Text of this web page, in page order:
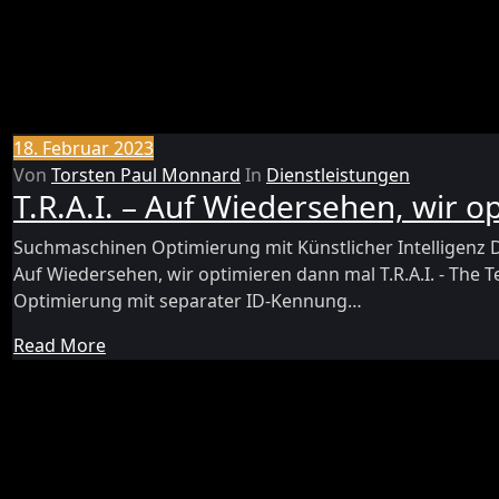
18. Februar 2023
Von Torsten Paul Monnard In Dienstleistungen
T.R.A.I. – Auf Wiedersehen, wir
Suchmaschinen Optimierung mit Künstlicher
Auf Wiedersehen, wir optimieren dann mal T.R.A.I. - The
Optimierung mit separater ID-Kennung…
Read More